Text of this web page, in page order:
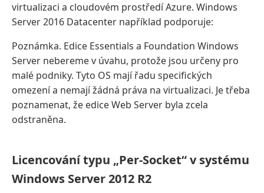
virtualizaci a cloudovém prostředí Azure. Windows
Server 2016 Datacenter například podporuje:
Poznámka. Edice Essentials a Foundation Windows
Server nebereme v úvahu, protože jsou určeny pro
malé podniky. Tyto OS mají řadu specifických
omezení a nemají žádná práva na virtualizaci. Je třeba
poznamenat, že edice Web Server byla zcela
odstraněna.
Licencování typu „Per-Socket“ v systému
Windows Server 2012 R2